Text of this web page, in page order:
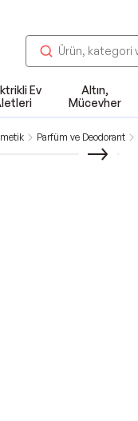
Ev
Altın,
Mücevher
Parfüm ve Deodorant